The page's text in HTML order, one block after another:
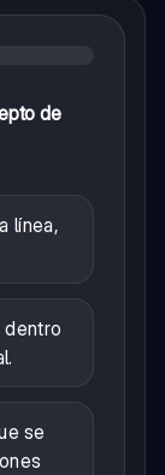
de
línea,
dentro
se